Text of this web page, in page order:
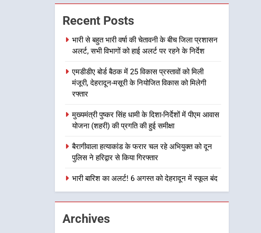
मुख्यमंत्री धामी की सुरक्षा
प्राथमिकता: सीसीटीवी, ड्रोन
और स्वास्थ्य सेवाओं के बीच
शिवभक्तों के लिए बनाया सुरक्षित
कांवड़ मार्ग
7
निगरानी के लिए प्रदेश कांग्रेस
मुख्यालय में कंट्रोल रूम का
उत्तराखण्ड
सड़क सुरक्षा पर डीएम का सख्त
एक्शन, ब्लैक स्पॉट होंगे सुरक्षित,
हर माह होगी प्रगति समीक्षा
उत्तराखण्ड
भारी से बहुत भारी वर्षा की
अलर्ट, सभी विभागों को हाई अलर्ट
उत्तराखण्ड
2
Recent Posts
भारी से बहुत भारी वर्षा की चेतावनी के बीच जिला प्रशासन
अलर्ट, सभी विभागों को हाई अलर्ट पर रहने के निर्देश
एमडीडीए बोर्ड बैठक में 25 विकास प्रस्तावों को मिली
मंजूरी, देहरादून-मसूरी के नियोजित विकास को मिलेगी
रफ्तार
मुख्यमंत्री पुष्कर सिंह धामी के दिशा-निर्देशों में पीएम आवास
योजना (शहरी) की प्रगति की हुई समीक्षा
बैरागीवाला हत्याकांड के फरार चल रहे अभियुक्त को दून
पुलिस ने हरिद्वार से किया गिरफ्तार
भारी बारिश का अलर्ट! 6 अगस्त को देहरादून में स्कूल बंद
Archives